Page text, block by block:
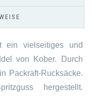
ein vielseitiges und
von Kober. Durch
Packraft-Rucksäcke.
hergestellt.